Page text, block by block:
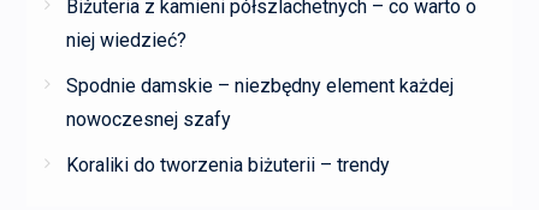
Biżuteria z kamieni półszlachetnych – co warto o
niej wiedzieć?
Spodnie damskie – niezbędny element każdej
nowoczesnej szafy
Koraliki do tworzenia biżuterii – trendy